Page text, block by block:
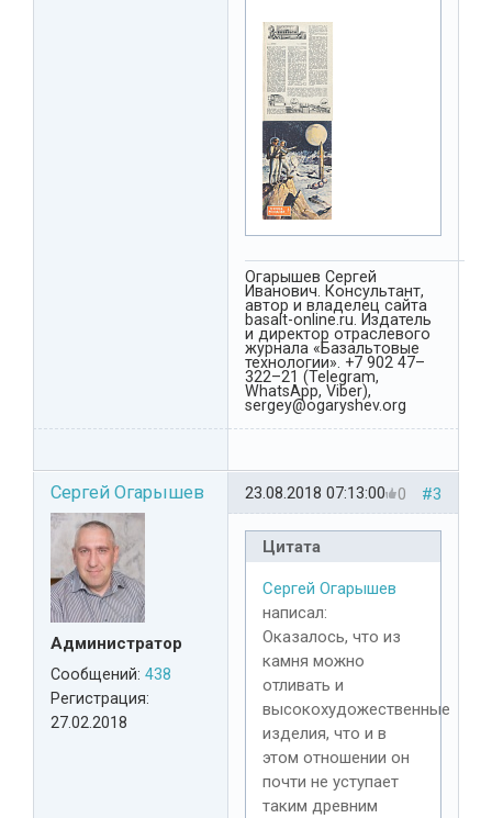
Огарышев Сергей
Иванович. Консультант,
автор и владелец сайта
basalt-online.ru. Издатель
и директор отраслевого
журнала «Базальтовые
технологии». +7 902 47–
322–21 (Telegram,
WhatsApp, Viber),
sergey@ogaryshev.org
Сергей Огарышев
Администратор
Сообщений: 438
Регистрация:
27.02.2018
#3
0
23.08.2018 07:13:00
Цитата
Сергей Огарышев
написал:
Оказалось, что из
камня можно
отливать и
высокохудожественные
изделия, что и в
этом отношении он
почти не уступает
таким древним